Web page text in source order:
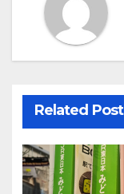
Related Post